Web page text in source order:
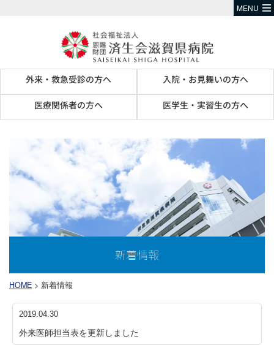
外来・救急受診の方へ 入院・お見舞いの方へ
医療関係者の方へ 医学生・実習生の方へ
MENU
新着情報
HOME > 新着情報
2019.04.30
外来医師担当表を更新しました